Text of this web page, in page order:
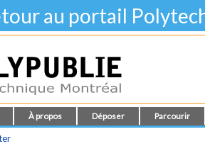
au portail
À propos Déposer Parcourir